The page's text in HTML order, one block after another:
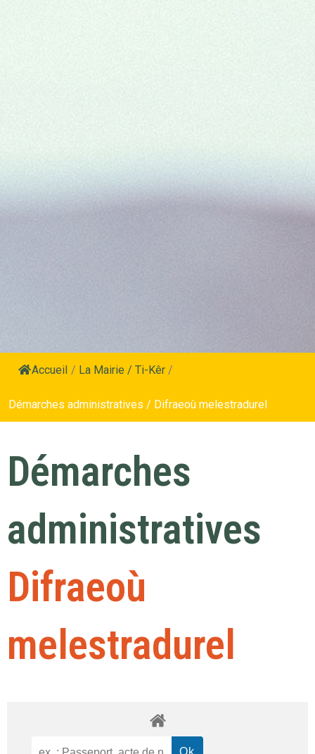
Accueil / La Mairie / Ti-Kêr /
Démarches administratives / Difraeoù melestradurel
Démarches
administratives
Difraeoù
melestradurel